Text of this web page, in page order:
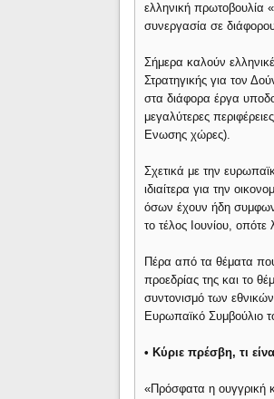
ελληνική πρωτοβουλία
συνεργασία σε
Σήμερα καλούν
Στρατηγικής για τον
στα διάφορα έργα
μεγαλύτερες
Eνωσης χώρες).
Σχετικά με την
ιδιαίτερα για την
όσων έχουν ήδη
το τέλος Ιουνίου, οπότε
Πέρα από τα θέματα που
προεδρίας της και το
συντονισμό των
Ευρωπαϊκό Συμβούλιο
• Κύριε πρέσβη, τι
«Πρόσφατα η ουγγρική